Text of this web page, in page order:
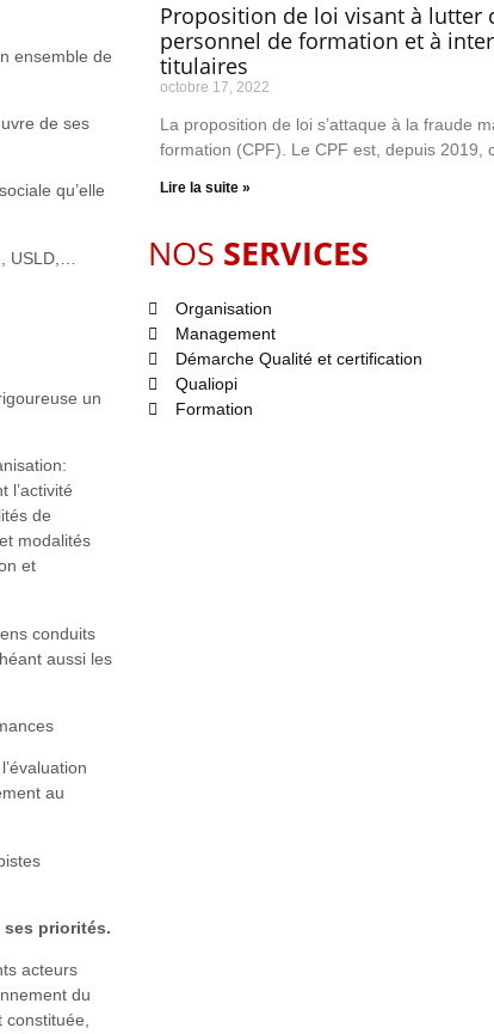
ensemble de
de ses
qu’elle
USLD,…
un
l’activité
de
modalités
et
conduits
aussi les
au
ses priorités.
acteurs
du
constituée,
Proposition de loi visant à lutter
personnel de formation et à
titulaires
octobre 17, 2022
La proposition de loi s’attaque à la fraude
formation (CPF). Le CPF est, depuis 2019,
Lire la suite »
NOS SERVICES
Organisation
Management
Démarche Qualité et certification
Qualiopi
Formation